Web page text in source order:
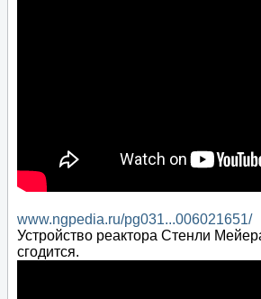
www.ngpedia.ru/pg031...006021651/
Устройство реактора Стенли
сгодится.